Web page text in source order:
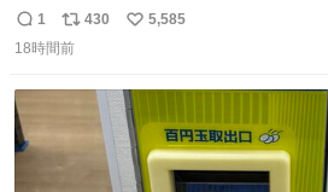
返
信
1
リ
ポ
数
430
い
数
5,585
18時間前